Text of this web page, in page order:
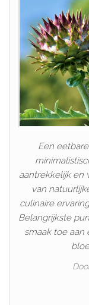
Een
aantrekkelijk en
van
culinaire
Belangrijkste
smaak toe aan